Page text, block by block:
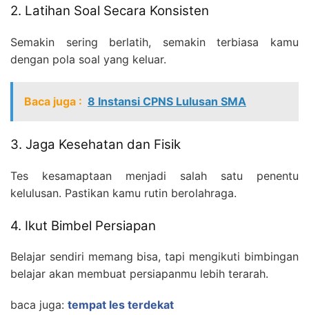
2. Latihan Soal Secara Konsisten
Semakin sering berlatih, semakin terbiasa kamu
dengan pola soal yang keluar.
Baca juga : 8 Instansi CPNS Lulusan SMA
3. Jaga Kesehatan dan Fisik
Tes kesamaptaan menjadi salah satu penentu
kelulusan. Pastikan kamu rutin berolahraga.
4. Ikut Bimbel Persiapan
Belajar sendiri memang bisa, tapi mengikuti bimbingan
belajar akan membuat persiapanmu lebih terarah.
baca juga: tempat les terdekat